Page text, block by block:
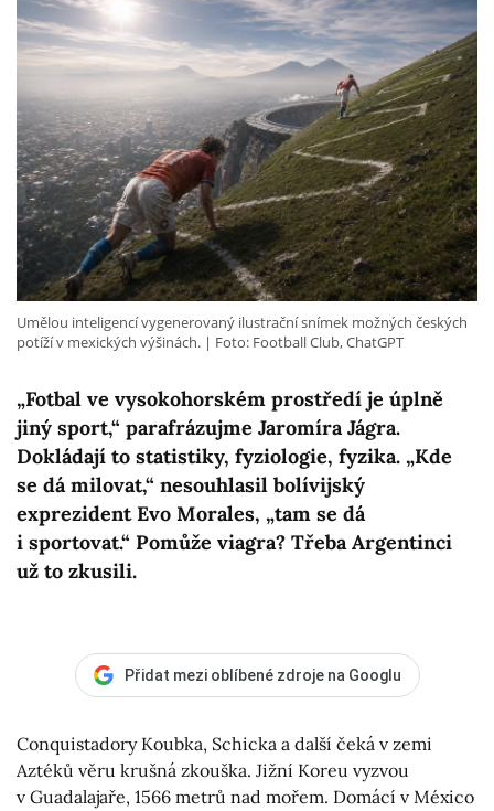
„Fotbal ve vysokohorském prostředí je úplně
jiný sport,“ parafrázujme Jaromíra Jágra.
Dokládají to statistiky, fyziologie, fyzika. „Kde
se dá milovat,“ nesouhlasil bolívijský
exprezident Evo Morales, „tam se dá
i sportovat.“ Pomůže viagra? Třeba Argentinci
už to zkusili.
Umělou inteligencí vygenerovaný ilustrační snímek možných českých
potíží v mexických výšinách.
Foto: Football Club, ChatGPT
Přidat mezi oblíbené zdroje na Googlu
Conquistadory Koubka, Schicka a další čeká v zemi
Aztéků věru krušná zkouška. Jižní Koreu vyzvou
v Guadalajaře, 1566 metrů nad mořem. Domácí v México